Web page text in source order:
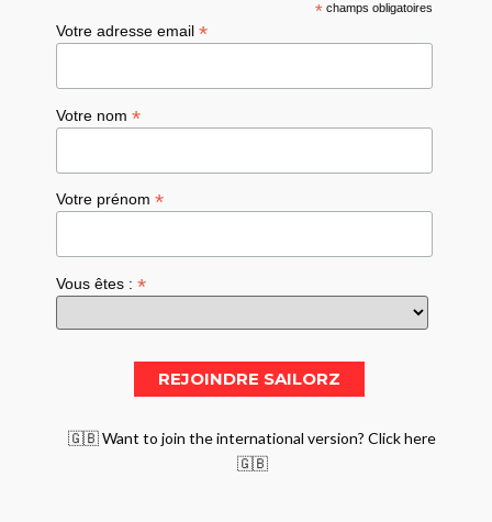
*champs obligatoires
Votre adresse email*
Votre nom*
Votre prénom*
Vous êtes :*
🇬🇧 Want to join the international version? Click here
🇬🇧